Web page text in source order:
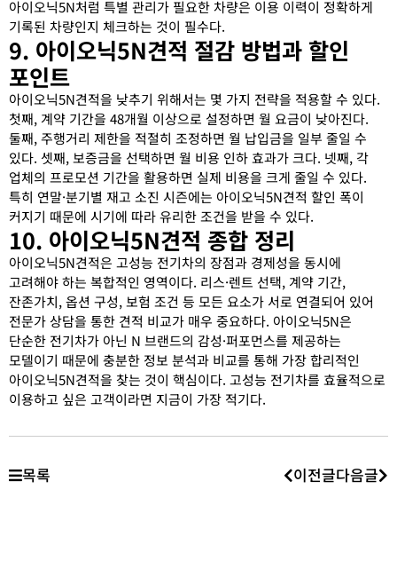
아이오닉5N처럼 특별 관리가 필요한 차량은 이용 이력이 정확하게
기록된 차량인지 체크하는 것이 필수다.
9. 아이오닉5N견적 절감 방법과 할인
포인트
아이오닉5N견적을 낮추기 위해서는 몇 가지 전략을 적용할 수 있다.
첫째, 계약 기간을 48개월 이상으로 설정하면 월 요금이 낮아진다.
둘째, 주행거리 제한을 적절히 조정하면 월 납입금을 일부 줄일 수
있다. 셋째, 보증금을 선택하면 월 비용 인하 효과가 크다. 넷째, 각
업체의 프로모션 기간을 활용하면 실제 비용을 크게 줄일 수 있다.
특히 연말·분기별 재고 소진 시즌에는 아이오닉5N견적 할인 폭이
커지기 때문에 시기에 따라 유리한 조건을 받을 수 있다.
10. 아이오닉5N견적 종합 정리
아이오닉5N견적은 고성능 전기차의 장점과 경제성을 동시에
고려해야 하는 복합적인 영역이다. 리스·렌트 선택, 계약 기간,
잔존가치, 옵션 구성, 보험 조건 등 모든 요소가 서로 연결되어 있어
전문가 상담을 통한 견적 비교가 매우 중요하다. 아이오닉5N은
단순한 전기차가 아닌 N 브랜드의 감성·퍼포먼스를 제공하는
모델이기 때문에 충분한 정보 분석과 비교를 통해 가장 합리적인
아이오닉5N견적을 찾는 것이 핵심이다. 고성능 전기차를 효율적으로
이용하고 싶은 고객이라면 지금이 가장 적기다.
목록 이전글다음글